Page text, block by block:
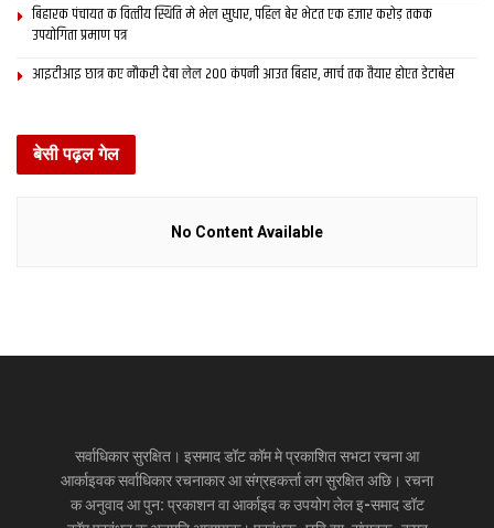
बिहारक पंचायत क वित्‍तीय स्थिति मे भेल सुधार, पहिल बेर भेटत एक हजार करोड़ तकक
उपयोगिता प्रमाण पत्र
आइटीआइ छात्र कए नौकरी देबा लेल 200 कंपनी आउत बिहार, मार्च तक तैयार होएत डेटाबेस
बेसी पढ़ल गेल
No Content Available
सर्वाधिकार सुरक्षित। इसमाद डॉट कॉम मे प्रकाशित सभटा रचना आ
आर्काइवक सर्वाधिकार रचनाकार आ संग्रहकर्त्ता लग सुरक्षित अछि। रचना
क अनुवाद आ पुन: प्रकाशन वा आर्काइव क उपयोग लेल इ-समाद डॉट